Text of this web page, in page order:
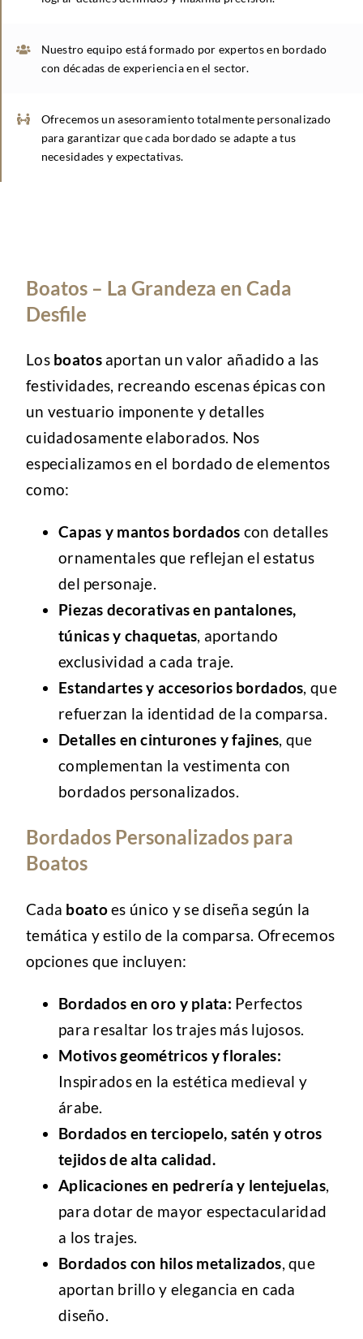
Nuestro equipo está formado por expertos en bordado
con décadas de experiencia en el sector.
Ofrecemos un asesoramiento totalmente personalizado
para garantizar que cada bordado se adapte a tus
necesidades y expectativas.
Boatos – La Grandeza en Cada
Desfile
Los boatosaportan un valor añadido a las
festividades, recreando escenas épicas con
un vestuario imponente y detalles
cuidadosamente elaborados. Nos
especializamos en el bordado de elementos
como:
Capas y mantos bordados con detalles
ornamentales que reflejan el estatus
del personaje.
Piezas decorativas en pantalones,
túnicas y chaquetas, aportando
exclusividad a cada traje.
Estandartes y accesorios bordados, que
refuerzan la identidad de la comparsa.
Detalles en cinturones y fajines, que
complementan la vestimenta con
bordados personalizados.
Bordados Personalizados para
Boatos
Cada boatoes único y se diseña según la
temática y estilo de la comparsa. Ofrecemos
opciones que incluyen:
Bordados en oro y plata: Perfectos
para resaltar los trajes más lujosos.
Motivos geométricos y florales:
Inspirados en la estética medieval y
árabe.
Bordados en terciopelo, satén y otros
tejidos de alta calidad.
Aplicaciones en pedrería y lentejuelas,
para dotar de mayor espectacularidad
a los trajes.
Bordados con hilos metalizados , que
aportan brillo y elegancia en cada
diseño.